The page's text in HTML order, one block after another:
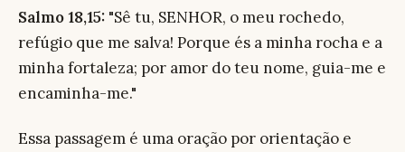
Salmo 18,15: "Sê tu, SENHOR, o meu rochedo,
refúgio que me salva! Porque és a minha rocha e a
minha fortaleza; por amor do teu nome, guia-me e
encaminha-me."
Essa passagem é uma oração por orientação e